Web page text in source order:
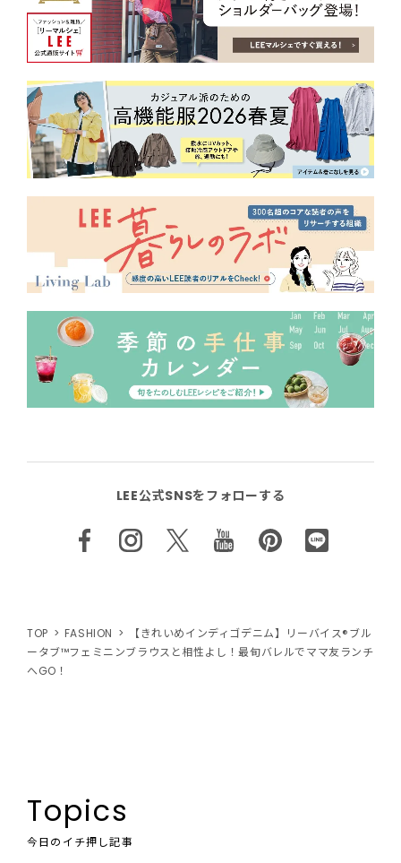
LEE公式SNSをフォローする
TOP FASHION
【きれいめインディゴデニム】リーバイス®ブル
ータブ™フェミニンブラウスと相性よし！最旬バレルでママ友ランチ
へGO！
Topics
今日のイチ押し記事